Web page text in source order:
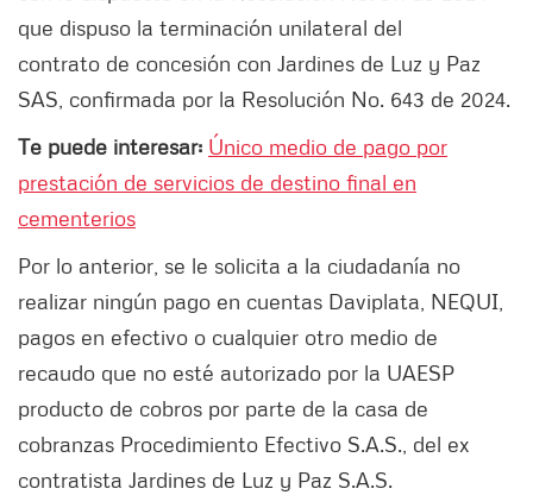
que dispuso la terminación unilateral del
contrato de concesión con Jardines de Luz y Paz
SAS, confirmada por la Resolución No. 643 de 2024.
Te puede interesar: Único medio de pago por
prestación de servicios de destino final en
cementerios
Por lo anterior, se le solicita a la ciudadanía no
realizar ningún pago en cuentas Daviplata, NEQUI,
pagos en efectivo o cualquier otro medio de
recaudo que no esté autorizado por la UAESP
producto de cobros por parte de la casa de
cobranzas Procedimiento Efectivo S.A.S., del ex
contratista Jardines de Luz y Paz S.A.S.